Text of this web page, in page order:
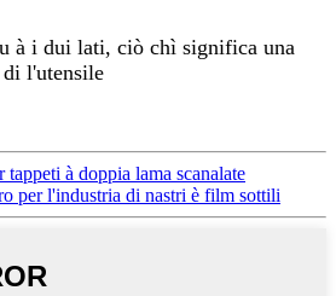
à i dui lati, ciò chì significa una
l'utensile
tappeti à doppia lama scanalate
per l'industria di nastri è film sottili